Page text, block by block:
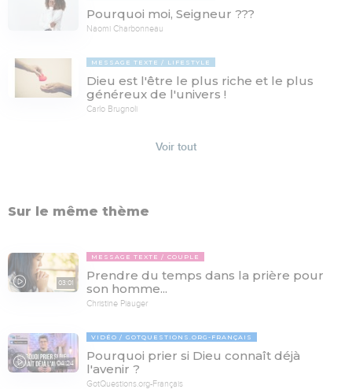
Pourquoi moi, Seigneur ???
Naomi Charbonneau
MESSAGE TEXTE LIFESTYLE
Dieu est l'être le plus riche et le plus
généreux de l'univers !
Carlo Brugnoli
Voir tout
Sur le même thème
03:01
MESSAGE TEXTE COUPLE
Prendre du temps dans la prière pour
son homme...
Christine Piauger
04:24
VIDÉO GOTQUESTIONS.ORG-FRANÇAIS
Pourquoi prier si Dieu connaît déjà
l'avenir ?
GotQuestions.org-Français